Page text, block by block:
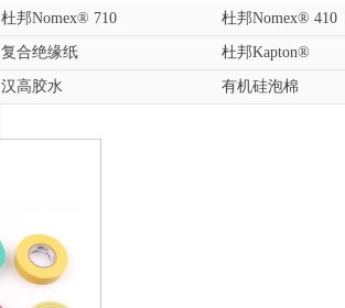
杜邦Nomex® 710 杜邦Nomex® 410
复合绝缘纸 杜邦Kapton®
汉高胶水 有机硅泡棉